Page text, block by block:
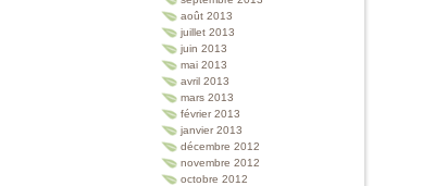
août 2013
juillet 2013
juin 2013
mai 2013
avril 2013
mars 2013
février 2013
janvier 2013
décembre 2012
novembre 2012
octobre 2012